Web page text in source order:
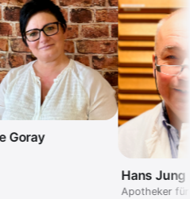
Hans Jung
Apotheker für